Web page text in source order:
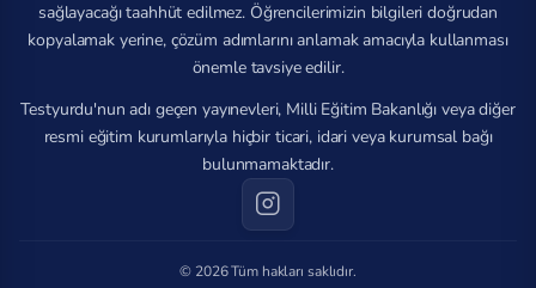
sağlayacağı taahhüt edilmez. Öğrencilerimizin bilgileri doğrudan
kopyalamak yerine, çözüm adımlarını anlamak amacıyla kullanması
önemle tavsiye edilir.
Testyurdu'nun adı geçen yayınevleri, Milli Eğitim Bakanlığı veya diğer
resmi eğitim kurumlarıyla hiçbir ticari, idari veya kurumsal bağı
bulunmamaktadır.
© 2026 Tüm hakları saklıdır.